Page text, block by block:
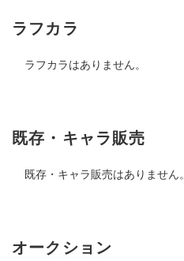
ラフカラ
ラフカラはありません。
既存・キャラ販売
既存・キャラ販売はありません。
オークション